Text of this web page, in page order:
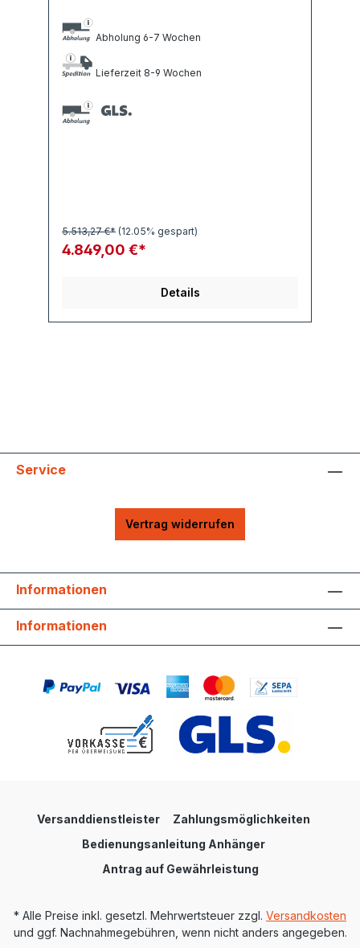
Abholung 6-7 Wochen
Lieferzeit 8-9 Wochen
4.849,00 €*
5.513,27 €* (12.05% gespart)
Details
Service
Vertrag widerrufen
Informationen
Informationen
Versanddienstleister
Zahlungsmöglichkeiten
Bedienungsanleitung Anhänger
Antrag auf Gewährleistung
* Alle Preise inkl. gesetzl. Mehrwertsteuer zzgl. Versandkosten
und ggf. Nachnahmegebühren, wenn nicht anders angegeben.